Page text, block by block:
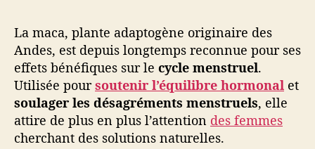
u
l
:
u
n
a
l
La maca, plante adaptogène originaire des
Andes, est depuis longtemps reconnue pour ses
effets bénéfiques sur le cycle menstruel.
Utilisée poursoutenir l’équilibre hormonal et
soulager les désagréments menstruels, elle
attire de plus en plus l’attention des femmes
cherchant des solutions naturelles.